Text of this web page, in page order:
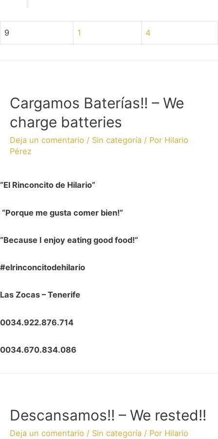
9 1 4
Cargamos Baterías!! – We
charge batteries
Deja un comentario / Sin categoría / Por Hilario
Pérez
“El Rinconcito de Hilario”
“Porque me gusta comer bien!”
“Because I enjoy eating good food!”
#elrinconcitodehilario
Las Zocas – Tenerife
0034.922.876.714
0034.670.834.086
Descansamos!! – We rested!!
Deja un comentario / Sin categoría / Por Hilario